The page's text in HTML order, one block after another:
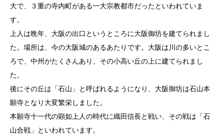
大で、３重の寺内町がある一大宗教都市だったといわれていま
す。
上人は晩年、大阪の出口というところに大阪御坊を建てられまし
た。場所は、今の大阪城のあるあたりです。大阪は川の多いとこ
ろで、中州がたくさんあり、その小高い丘の上に建てられまし
た。
後にその丘は「石山」と呼ばれるようになり、大阪御坊は石山本
願寺となり大変繁栄しました。
本願寺十一代の顕如上人の時代に織田信長と戦い、その戦は「石
山合戦」といわれています。